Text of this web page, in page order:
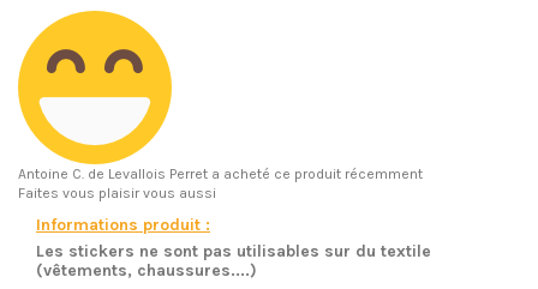
Antoine C. de Levallois Perret a acheté ce produit récemment
Faites vous plaisir vous aussi
Informations produit :
Les stickers ne sont pas utilisables sur du textile
(vêtements, chaussures....)